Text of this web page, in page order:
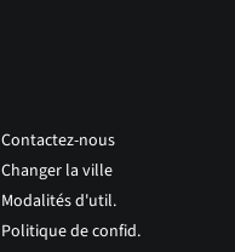
Contactez-nous
Changer la ville
Modalités d'util.
Politique de confid.